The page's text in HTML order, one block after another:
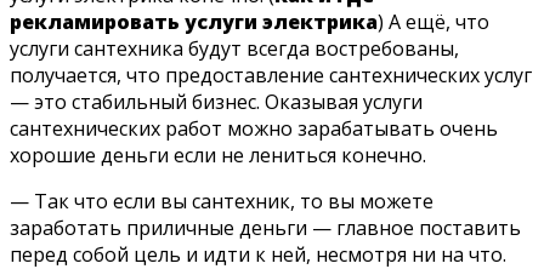
рекламировать услуги электрика) А ещё, что
услуги сантехника будут всегда востребованы,
получается, что предоставление сантехнических услуг
— это стабильный бизнес. Оказывая услуги
сантехнических работ можно зарабатывать очень
хорошие деньги если не лениться конечно.
— Так что если вы сантехник, то вы можете
заработать приличные деньги — главное поставить
перед собой цель и идти к ней, несмотря ни на что.